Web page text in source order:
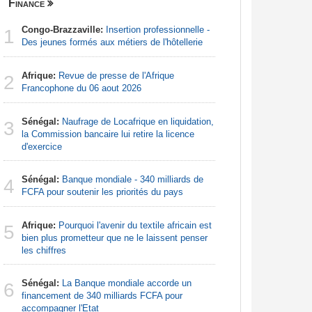
Finance
1 Congo-Brazzaville: Insertion professionnelle -
Des jeunes formés aux métiers de l'hôtellerie
2 Afrique: Revue de presse de l'Afrique
Francophone du 06 aout 2026
3 Sénégal: Naufrage de Locafrique en liquidation,
la Commission bancaire lui retire la licence
d'exercice
4 Sénégal: Banque mondiale - 340 milliards de
FCFA pour soutenir les priorités du pays
5 Afrique: Pourquoi l'avenir du textile africain est
bien plus prometteur que ne le laissent penser
les chiffres
6 Sénégal: La Banque mondiale accorde un
financement de 340 milliards FCFA pour
accompagner l'Etat